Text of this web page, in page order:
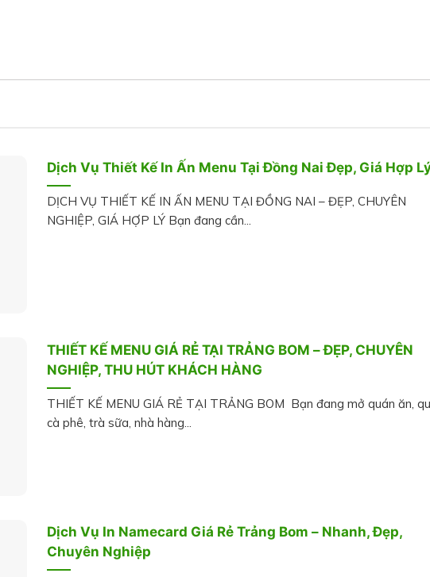
Dịch Vụ Thiết Kế In Ấn Menu Tại Đồng Nai Đẹp, Giá Hợp
DỊCH VỤ THIẾT KẾ IN ẤN MENU TẠI ĐỒNG NAI – ĐẸP, CHUYÊN
NGHIỆP, GIÁ HỢP LÝ Bạn đang cần...
THIẾT KẾ MENU GIÁ RẺ TẠI TRẢNG BOM – ĐẸP, CHUYÊN
NGHIỆP, THU HÚT KHÁCH HÀNG
THIẾT KẾ MENU GIÁ RẺ TẠI TRẢNG BOM Bạn đang mở quán ăn,
cà phê, trà sữa, nhà hàng...
Dịch Vụ In Namecard Giá Rẻ Trảng Bom – Nhanh, Đẹp,
Chuyên Nghiệp